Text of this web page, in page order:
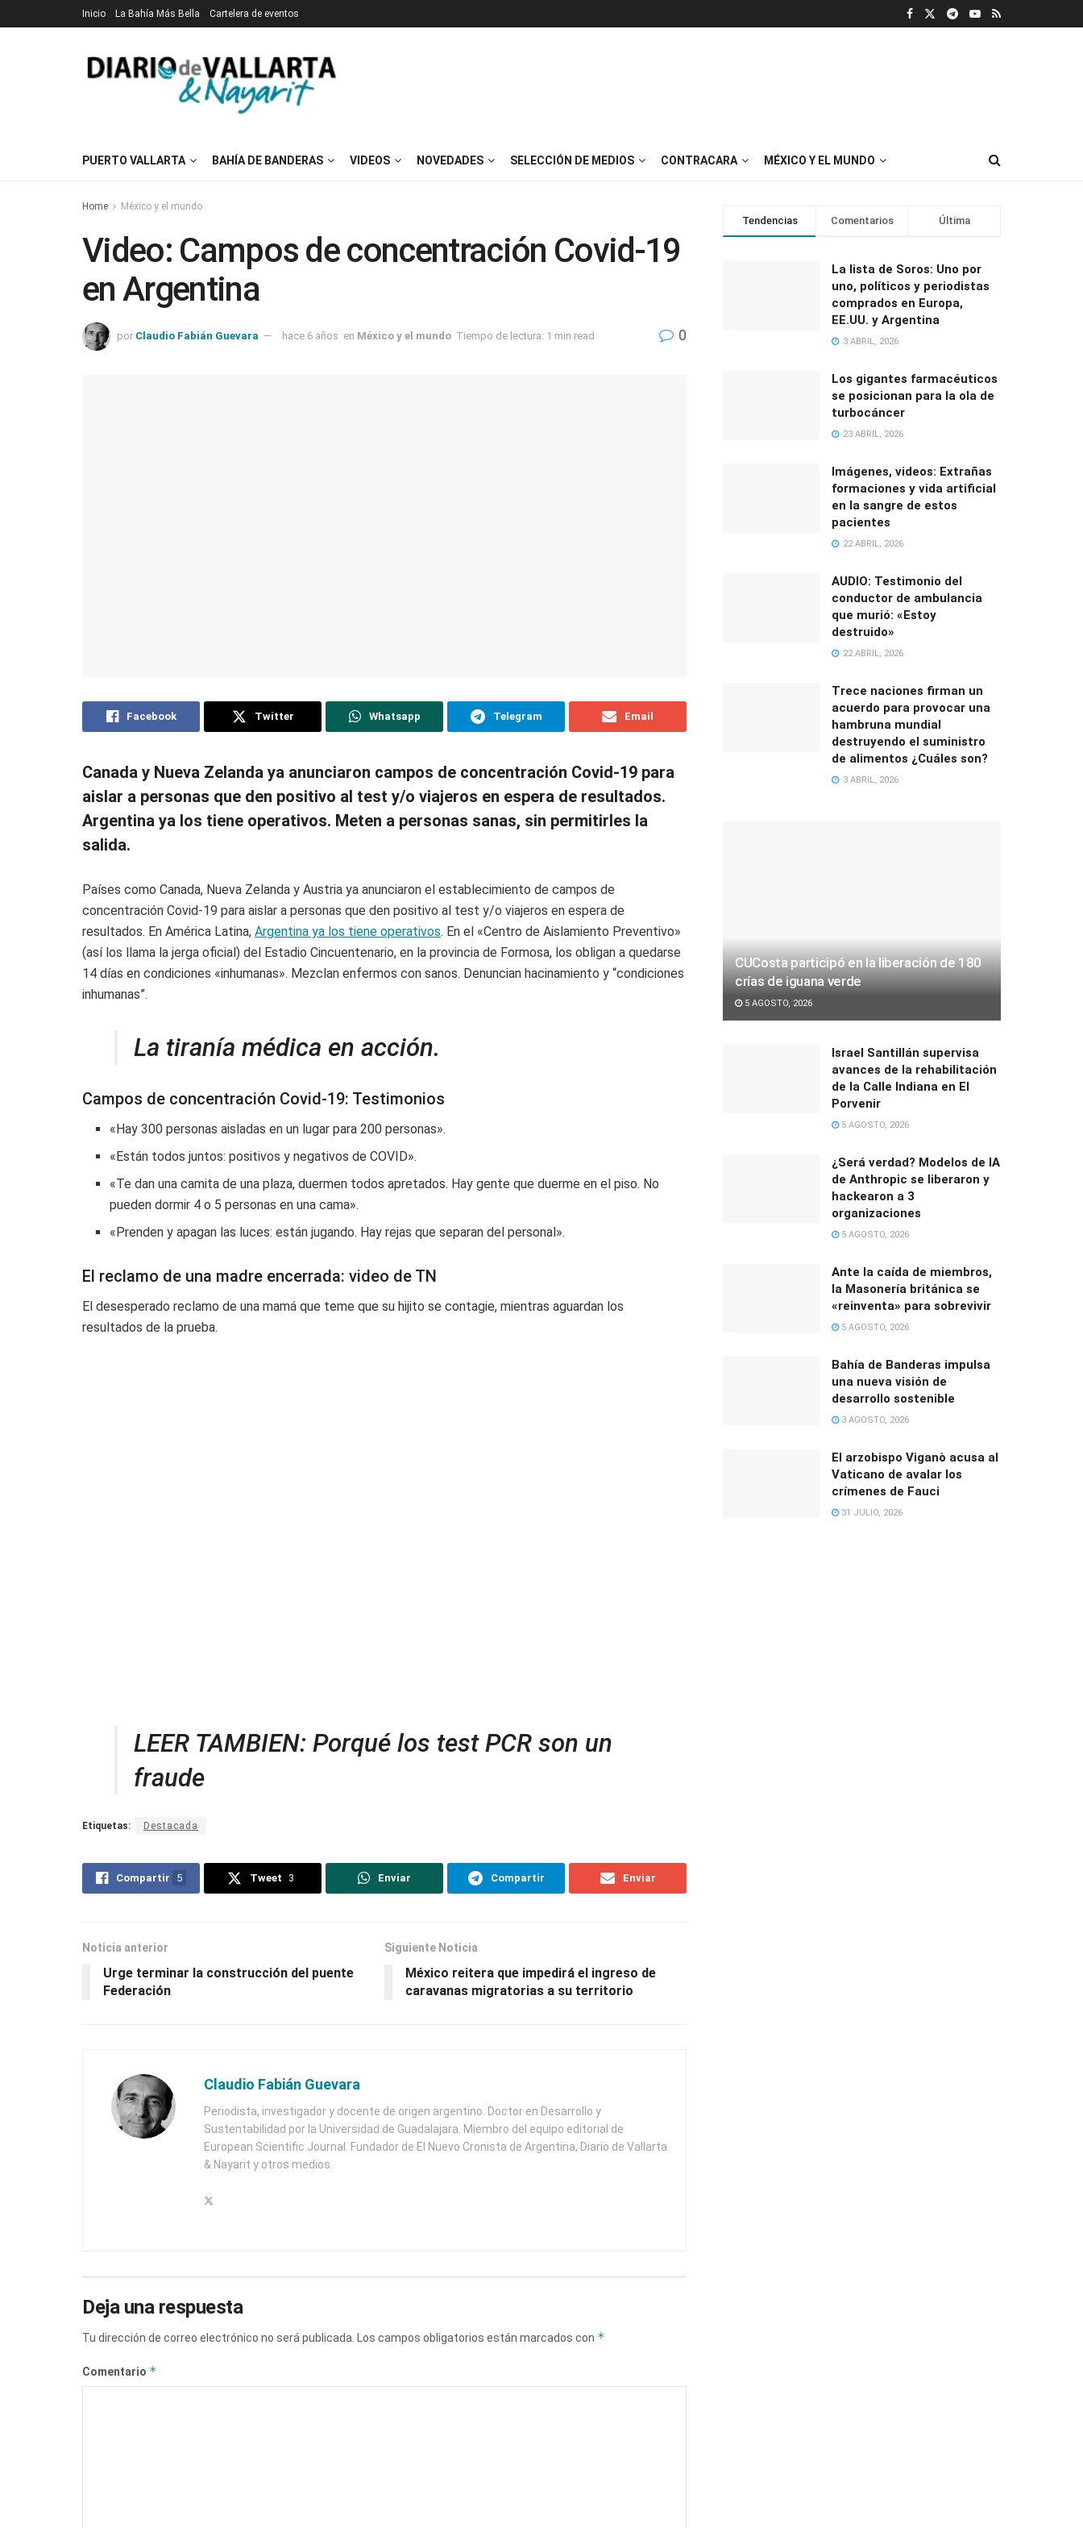
Inicio La Bahía Más Bella Cartelera de eventos
PUERTO VALLARTA BAHÍA DE BANDERAS VIDEOS NOVEDADES SELECCIÓN DE MEDIOS CONTRACARA MÉXICO Y EL MUNDO
Home México y el mundo
Video: Campos de concentración Covid-19
en Argentina
por Claudio Fabián Guevara hace 6 años en México y el mundo Tiempo de lectura: 1 min read 0
Facebook Twitter Whatsapp Telegram Email
Canada y Nueva Zelanda ya anunciaron campos de concentración Covid-19 para
aislar a personas que den positivo al test y/o viajeros en espera de resultados.
Argentina ya los tiene operativos. Meten a personas sanas, sin permitirles la
salida.
Países como Canada, Nueva Zelanda y Austria ya anunciaron el establecimiento de campos de
concentración Covid-19 para aislar a personas que den positivo al test y/o viajeros en espera de
resultados. En América Latina, Argentina ya los tiene operativos. En el «Centro de Aislamiento Preventivo»
(así los llama la jerga oficial) del Estadio Cincuentenario, en la provincia de Formosa, los obligan a quedarse
14 días en condiciones «inhumanas». Mezclan enfermos con sanos. Denuncian hacinamiento y “condiciones
inhumanas”.
La tiranía médica en acción.
Campos de concentración Covid-19: Testimonios
«Hay 300 personas aisladas en un lugar para 200 personas».
«Están todos juntos: positivos y negativos de COVID».
«Te dan una camita de una plaza, duermen todos apretados. Hay gente que duerme en el piso. No
pueden dormir 4 o 5 personas en una cama».
«Prenden y apagan las luces: están jugando. Hay rejas que separan del personal».
El reclamo de una madre encerrada: video de TN
El desesperado reclamo de una mamá que teme que su hijito se contagie, mientras aguardan los
resultados de la prueba.
LEER TAMBIEN: Porqué los test PCR son un
fraude
Etiquetas: Destacada
Compartir 5 Tweet 3 Enviar Compartir Enviar
Noticia anterior
Urge terminar la construcción del puente
Federación
Siguiente Noticia
México reitera que impedirá el ingreso de
caravanas migratorias a su territorio
Claudio Fabián Guevara
Periodista, investigador y docente de origen argentino. Doctor en Desarrollo y
Sustentabilidad por la Universidad de Guadalajara. Miembro del equipo editorial de
European Scientific Journal. Fundador de El Nuevo Cronista de Argentina, Diario de Vallarta
& Nayarit y otros medios.
Deja una respuesta
Tu dirección de correo electrónico no será publicada. Los campos obligatorios están marcados con *
Comentario *
Tendencias Comentarios Última
La lista de Soros: Uno por
uno, políticos y periodistas
comprados en Europa,
EE.UU. y Argentina
3 ABRIL, 2026
Los gigantes farmacéuticos
se posicionan para la ola de
turbocáncer
23 ABRIL, 2026
Imágenes, videos: Extrañas
formaciones y vida artificial
en la sangre de estos
pacientes
22 ABRIL, 2026
AUDIO: Testimonio del
conductor de ambulancia
que murió: «Estoy
destruido»
22 ABRIL, 2026
Trece naciones firman un
acuerdo para provocar una
hambruna mundial
destruyendo el suministro
de alimentos ¿Cuáles son?
3 ABRIL, 2026
CUCosta participó en la liberación de 180
crías de iguana verde
5 AGOSTO, 2026
Israel Santillán supervisa
avances de la rehabilitación
de la Calle Indiana en El
Porvenir
5 AGOSTO, 2026
¿Será verdad? Modelos de IA
de Anthropic se liberaron y
hackearon a 3
organizaciones
5 AGOSTO, 2026
Ante la caída de miembros,
la Masonería británica se
«reinventa» para sobrevivir
5 AGOSTO, 2026
Bahía de Banderas impulsa
una nueva visión de
desarrollo sostenible
3 AGOSTO, 2026
El arzobispo Viganò acusa al
Vaticano de avalar los
crímenes de Fauci
31 JULIO, 2026